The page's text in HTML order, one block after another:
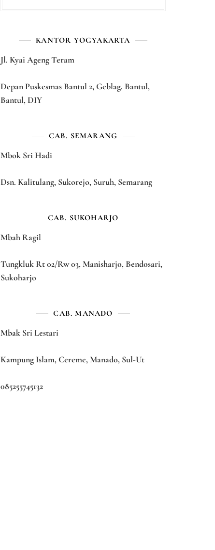
KANTOR YOGYAKARTA
Jl. Kyai Ageng Teram
Depan Puskesmas Bantul 2, Geblag. Bantul,
Bantul, DIY
CAB. SEMARANG
Mbok Sri Hadi
Dsn. Kalitulang, Sukorejo, Suruh, Semarang
CAB. SUKOHARJO
Mbah Ragil
Tungkluk Rt 02/Rw 03, Manisharjo, Bendosari,
Sukoharjo
CAB. MANADO
Mbak Sri Lestari
Kampung Islam, Cereme, Manado, Sul-Ut
085255745132